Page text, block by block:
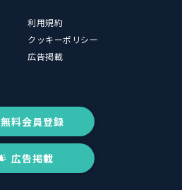
利用規約
クッキーポリシー
広告掲載
無料会員登録
広告掲載